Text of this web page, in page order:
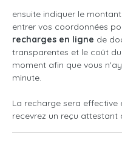
ensuite indiquer le
entrer vos coordonnées
recharges en ligne de
transparentes et le coût
moment afin que vous
minute.
La recharge sera effective
recevrez un reçu attestant